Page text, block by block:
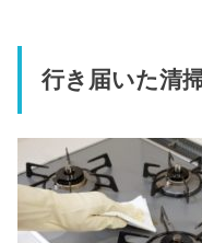
行き届いた清